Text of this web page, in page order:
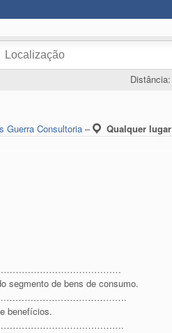
Distância:
Guerra Consultoria – Qualquer lugar
segmento de bens de consumo.
benefícios.